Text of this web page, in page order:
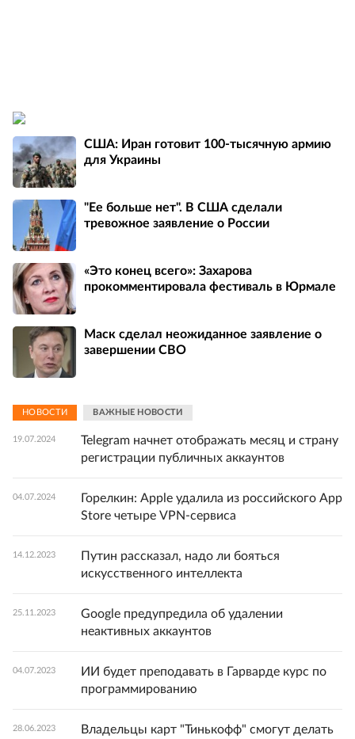
США: Иран готовит 100-тысячную армию
для Украины
"Ее больше нет". В США сделали
тревожное заявление о России
«Это конец всего»: Захарова
прокомментировала фестиваль в Юрмале
Маск сделал неожиданное заявление о
завершении СВО
НОВОСТИ ВАЖНЫЕ НОВОСТИ
19.07.2024
Telegram начнет отображать месяц и страну
регистрации публичных аккаунтов
04.07.2024
Горелкин: Apple удалила из российского App
Store четыре VPN-сервиса
14.12.2023
Путин рассказал, надо ли бояться
искусственного интеллекта
25.11.2023
Google предупредила об удалении
неактивных аккаунтов
04.07.2023
ИИ будет преподавать в Гарварде курс по
программированию
28.06.2023
Владельцы карт "Тинькофф" смогут делать